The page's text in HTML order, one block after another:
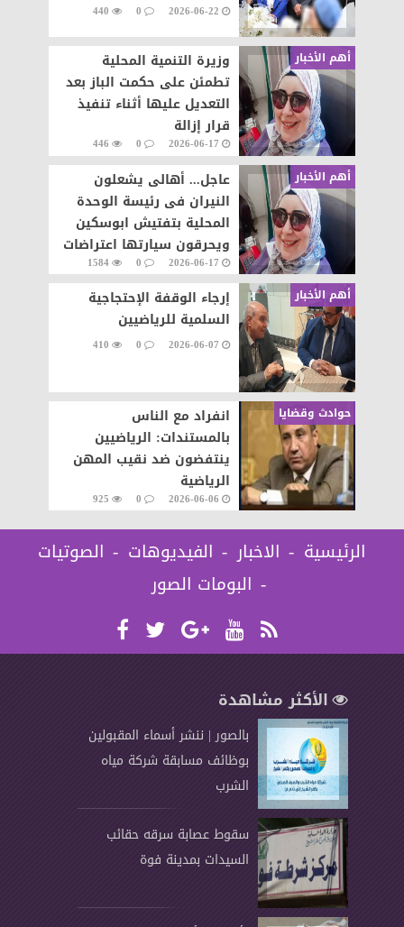
2026-06-22
0
440
أهم الأخبار
وزيرة التنمية المحلية
تطمئن على حكمت الباز بعد
التعديل عليها أثناء تنفيذ
قرار إزالة
2026-06-17
0
446
أهم الأخبار
عاجل... أهالى يشعلون
النيران فى رئيسة الوحدة
المحلية بتفتيش ابوسكين
ويحرقون سيارتها اعتراضات
على تنفيذ قرار إزالة..
2026-06-17
0
1584
أهم الأخبار
إرجاء الوقفة الإحتجاجية
السلمية للرياضيين
2026-06-07
0
410
حوادث وقضايا
انفراد مع الناس
بالمستندات: الرياضيين
ينتفضون ضد نقيب المهن
الرياضية
2026-06-06
0
925
الرئيسية الاخبار الفيديوهات
الصوتيات
البومات الصور
الأكثر مشاهدة
بالصور | ننشر أسماء المقبولين
بوظائف مسابقة شركة مياه
الشرب
سقوط عصابة سرقه حقائب
السيدات بمدينة فوة